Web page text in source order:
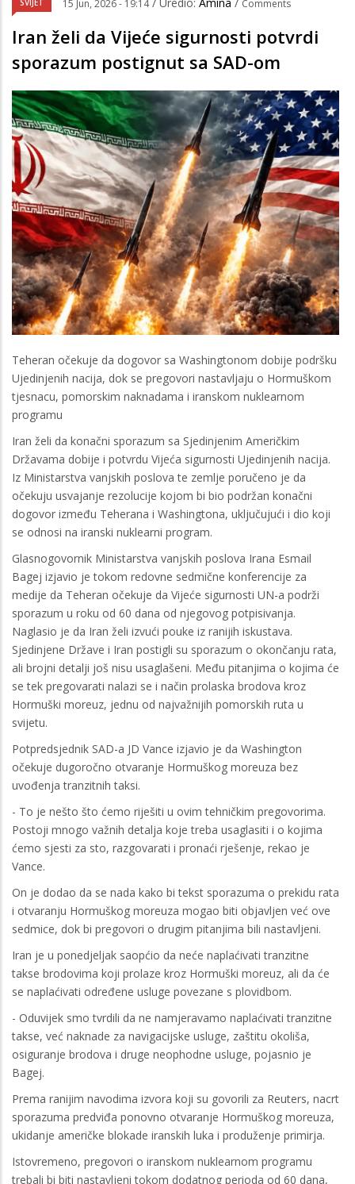
SVIJET 15 Jun, 2026 - 19:14 Comments
Iran želi da Vijeće sigurnosti potvrdi
sporazum postignut sa SAD-om
Teheran očekuje da dogovor sa Washingtonom dobije podršku
Ujedinjenih nacija, dok se pregovori nastavljaju o Hormuškom
tjesnacu, pomorskim naknadama i iranskom nuklearnom
programu
Iran želi da konačni sporazum sa Sjedinjenim Američkim
Državama dobije i potvrdu Vijeća sigurnosti Ujedinjenih nacija.
Iz Ministarstva vanjskih poslova te zemlje poručeno je da
očekuju usvajanje rezolucije kojom bi bio podržan konačni
dogovor između Teherana i Washingtona, uključujući i dio koji
se odnosi na iranski nuklearni program.
Glasnogovornik Ministarstva vanjskih poslova Irana Esmail
Bagej izjavio je tokom redovne sedmične konferencije za
medije da Teheran očekuje da Vijeće sigurnosti UN-a podrži
sporazum u roku od 60 dana od njegovog potpisivanja.
Naglasio je da Iran želi izvući pouke iz ranijih iskustava.
Sjedinjene Države i Iran postigli su sporazum o okončanju rata,
ali brojni detalji još nisu usaglašeni. Među pitanjima o kojima će
se tek pregovarati nalazi se i način prolaska brodova kroz
Hormuški moreuz, jednu od najvažnijih pomorskih ruta u
svijetu.
Potpredsjednik SAD-a JD Vance izjavio je da Washington
očekuje dugoročno otvaranje Hormuškog moreuza bez
uvođenja tranzitnih taksi.
- To je nešto što ćemo riješiti u ovim tehničkim pregovorima.
Postoji mnogo važnih detalja koje treba usaglasiti i o kojima
ćemo sjesti za sto, razgovarati i pronaći rješenje, rekao je
Vance.
On je dodao da se nada kako bi tekst sporazuma o prekidu rata
i otvaranju Hormuškog moreuza mogao biti objavljen već ove
sedmice, dok bi pregovori o drugim pitanjima bili nastavljeni.
Iran je u ponedjeljak saopćio da neće naplaćivati tranzitne
takse brodovima koji prolaze kroz Hormuški moreuz, ali da će
se naplaćivati određene usluge povezane s plovidbom.
- Oduvijek smo tvrdili da ne namjeravamo naplaćivati tranzitne
takse, već naknade za navigacijske usluge, zaštitu okoliša,
osiguranje brodova i druge neophodne usluge, pojasnio je
Bagej.
Prema ranijim navodima izvora koji su govorili za Reuters, nacrt
sporazuma predviđa ponovno otvaranje Hormuškog moreuza,
ukidanje američke blokade iranskih luka i produženje primirja.
Istovremeno, pregovori o iranskom nuklearnom programu
trebali bi biti nastavljeni tokom dodatnog perioda od 60 dana,